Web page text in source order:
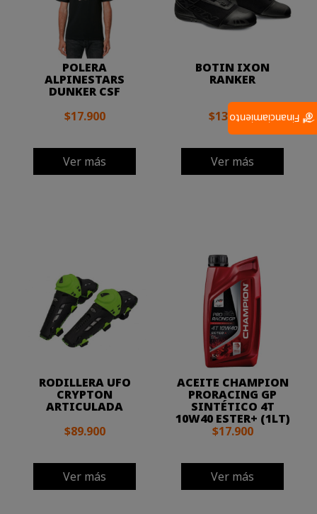
POLERA
ALPINESTARS
DUNKER CSF
$17.900
Ver más
BOTIN IXON
RANKER
$139.000
Ver más
RODILLERA UFO
CRYPTON
ARTICULADA
$89.900
Ver más
ACEITE CHAMPION
PRORACING GP
SINTÉTICO 4T
10W40 ESTER+ (1LT)
$17.900
Ver más
Financiamiento